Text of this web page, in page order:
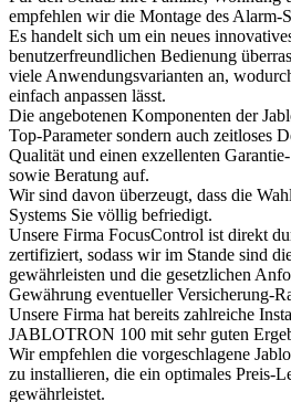
empfehlen wir die Montage des
Es handelt sich um ein neues
benutzerfreundlichen Bedienung
viele Anwendungsvarianten an,
einfach anpassen lässt.
Die angebotenen Komponenten der
Top-Parameter sondern auch zeitloses
Qualität und einen exzellenten
sowie Beratung auf.
Wir sind davon überzeugt, dass die
Systems Sie völlig befriedigt.
Unsere Firma FocusControl ist direkt
zertifiziert, sodass wir im Stande sind
gewährleisten und die gesetzlichen
Gewährung eventueller Versicherung-
Unsere Firma hat bereits zahlreiche
JABLOTRON 100 mit sehr guten
Wir empfehlen die vorgeschlagene
zu installieren, die ein optimales Preis-
gewährleistet.